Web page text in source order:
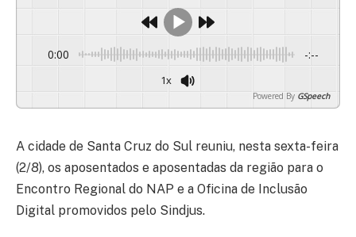
0:00 -:--
1x
Powered By GSpeech
A cidade de Santa Cruz do Sul reuniu, nesta sexta-feira
(2/8), os aposentados e aposentadas da região para o
Encontro Regional do NAP e a Oficina de Inclusão
Digital promovidos pelo Sindjus.